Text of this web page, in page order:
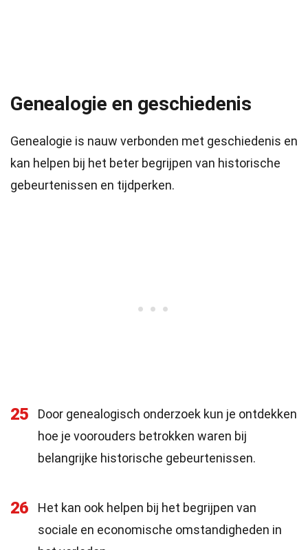
Genealogie en geschiedenis
Genealogie is nauw verbonden met geschiedenis en
kan helpen bij het beter begrijpen van historische
gebeurtenissen en tijdperken.
25
Door genealogisch onderzoek kun je ontdekken
hoe je voorouders betrokken waren bij
belangrijke historische gebeurtenissen.
26
Het kan ook helpen bij het begrijpen van
sociale en economische omstandigheden in